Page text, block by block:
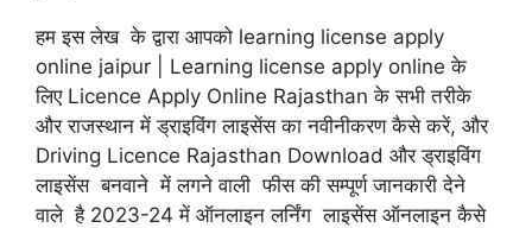
हम इस लेख के द्वारा आपको learning license apply
online jaipur | Learning license apply online के
लिए Licence Apply Online Rajasthan के सभी तरीके
और राजस्थान में ड्राइविंग लाइसेंस का नवीनीकरण कैसे करें, और
Driving Licence Rajasthan Download और ड्राइविंग
लाइसेंस बनवाने में लगने वाली फीस की सम्पूर्ण जानकारी देने
वाले है 2023-24 में ऑनलाइन लर्निंग लाइसेंस ऑनलाइन कैसे